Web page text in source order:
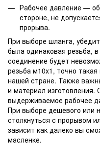
Рабочее давление —
стороне, не
прорыва.
При выборе шланга,
была одинаковая резьба,
соединение будет
резьба м10х1, точно
нашей стране. Также
и материал изготовления.
выдерживаемое рабочее
При выборе дешевого или
столкнуться с прорывом
зависит как далеко вы
масленке.